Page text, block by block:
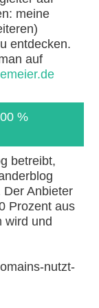
meine
entdecken.
auf
%
betreibt,
Anbieter
Prozent aus
wird und
nutzt-